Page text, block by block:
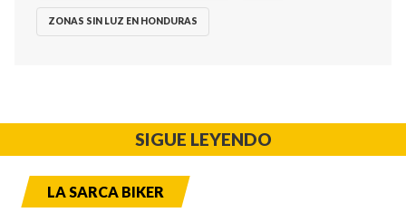
ZONAS SIN LUZ EN HONDURAS
SIGUE LEYENDO
LA SARCA BIKER